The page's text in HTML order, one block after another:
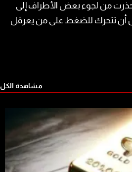
من لجوء بعض الأطراف إلى
أن تتحرك للضغط على من يعرقل
مشاهدة الكل